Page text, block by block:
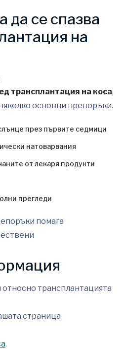
да се спазва
на
трансплантация на коса,
основни препоръки.
през първите седмици
натоварвания
от лекаря продукти
прегледи
помага
трансплантацията
страница
.